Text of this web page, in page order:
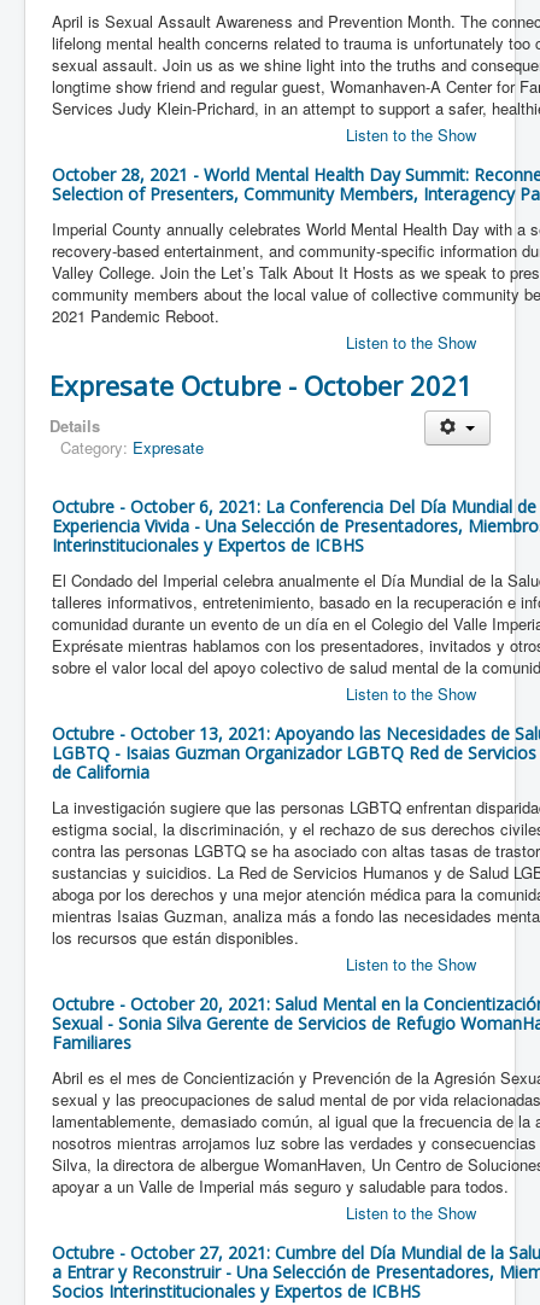
April is Sexual Assault Awareness and Prevention Month. The
lifelong mental health concerns related to trauma is unfortunately
sexual assault. Join us as we shine light into the truths and
longtime show friend and regular guest, Womanhaven-A Center for
Services Judy Klein-Prichard, in an attempt to support a safer,
Listen to the Show
October 28, 2021 - World Mental Health Day Summit:
Selection of Presenters, Community Members, Interagency
Imperial County annually celebrates World Mental Health Day with a
recovery-based entertainment, and community-specific information
Valley College. Join the Let’s Talk About It Hosts as we speak to
community members about the local value of collective community
2021 Pandemic Reboot.
Listen to the Show
Expresate Octubre - October 2021
Details
Category: Expresate
Octubre - October 6, 2021: La Conferencia Del Día Mundial
Experiencia Vivida - Una Selección de Presentadores,
Interinstitucionales y Expertos de ICBHS
El Condado del Imperial celebra anualmente el Día Mundial de la
talleres informativos, entretenimiento, basado en la recuperación e
comunidad durante un evento de un día en el Colegio del Valle
Exprésate mientras hablamos con los presentadores, invitados y
sobre el valor local del apoyo colectivo de salud mental de la
Listen to the Show
Octubre - October 13, 2021: Apoyando las Necesidades de
LGBTQ - Isaias Guzman Organizador LGBTQ Red de
de California
La investigación sugiere que las personas LGBTQ enfrentan
estigma social, la discriminación, y el rechazo de sus derechos
contra las personas LGBTQ se ha asociado con altas tasas de
sustancias y suicidios. La Red de Servicios Humanos y de Salud
aboga por los derechos y una mejor atención médica para la
mientras Isaias Guzman, analiza más a fondo las necesidades
los recursos que están disponibles.
Listen to the Show
Octubre - October 20, 2021: Salud Mental en la
Sexual - Sonia Silva Gerente de Servicios de Refugio
Familiares
Abril es el mes de Concientización y Prevención de la Agresión
sexual y las preocupaciones de salud mental de por vida
lamentablemente, demasiado común, al igual que la frecuencia de la
nosotros mientras arrojamos luz sobre las verdades y
Silva, la directora de albergue WomanHaven, Un Centro de
apoyar a un Valle de Imperial más seguro y saludable para todos.
Listen to the Show
Octubre - October 27, 2021: Cumbre del Día Mundial de la
a Entrar y Reconstruir - Una Selección de Presentadores,
Socios Interinstitucionales y Expertos de ICBHS